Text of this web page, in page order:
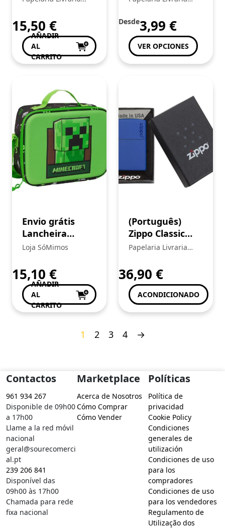
15,50 €
AÑADIR
AL
CARRITO
19933
Desde3,99 €
VER OPCIONES
Envio grátis
Lancheira
térmica 3D
Loja SóMimos
15,10 €
AÑADIR
AL
CARRITO
(Português)
Zippo Classic
Royal Blue
Logo
Papelaria Livraria
36,90 €
ACONDICIONADO
1 2 3 4 →
Contactos
961 934 267
Disponible de 09h00
a 17h00
Llame a la red móvil
nacional
geral@sourecomerci
al.pt
239 206 841
Disponível das
09h00 às 17h00
Chamada para rede
fixa nacional
Marketplace
Acerca de Nosotros
Cómo Comprar
Cómo Vender
Políticas
Política de
privacidad
Cookie Policy
Condiciones
generales de
utilización
Condiciones de uso
para los
compradores
Condiciones de uso
para los vendedores
Regulamento de
Utilização dos